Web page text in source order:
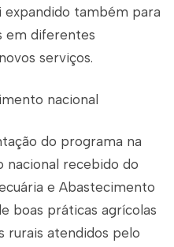
também para
em diferentes
serviços.
nacional
do programa na
nacional recebido do
e Abastecimento
boas práticas agrícolas
rurais atendidos pelo